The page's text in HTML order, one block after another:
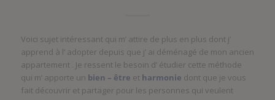
Voici sujet intéressant qui m’ attire de plus en plus dont j’
apprend à l’ adopter depuis que j’ ai déménagé de mon ancien
appartement . Je ressent le besoin d’ étudier cette méthode
qui m’ apporte un bien – être et harmonie dont que je vous
fait découvrir et partager pour les personnes qui veulent